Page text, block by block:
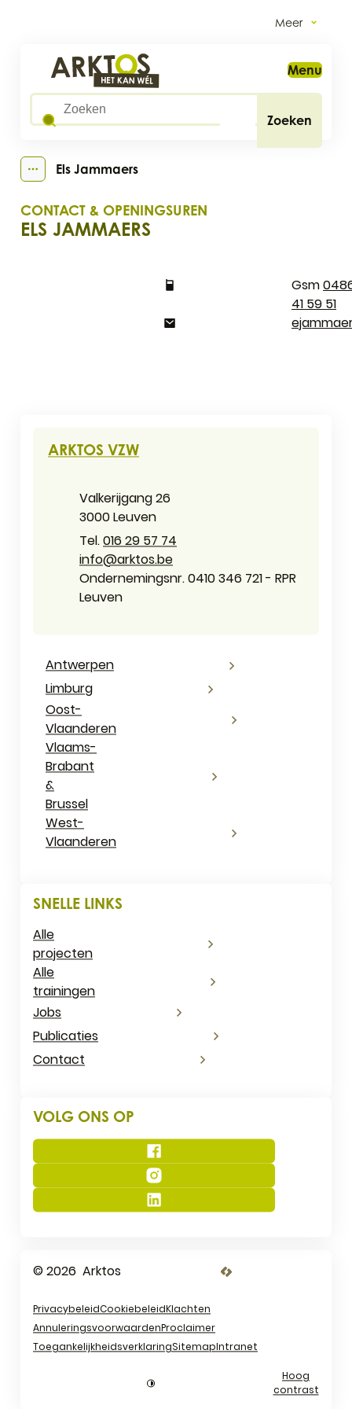
Meer
Arktos
Wat zoek je?
Zoeken
Menu
Toon alle broodkruimel items
Els Jammaers
CONTACT & OPENINGSUREN
ELS JAMMAERS
41 59 51
ARKTOS VZW
AdresValkerijgang 26
,3000Leuven
016 29 57 74
E-mailinfo@arktos.be
Ondernemingsnummer
Ondernemingsnr. 0410 346 721 - RPR
Leuven
Antwerpen
Limburg
Oost-
Vlaanderen
Vlaams-
Brabant
&
Brussel
West-
Vlaanderen
SNELLE LINKS
Alle
projecten
Alle
trainingen
Jobs
Publicaties
Contact
VOLG ONS OP
Facebook
Instagram
LinkedIn
© 2026 Arktos
PrivacybeleidCookiebeleidKlachten
AnnuleringsvoorwaardenProclaimer
ToegankelijkheidsverklaringSitemapIntranet
Hoog
contrast